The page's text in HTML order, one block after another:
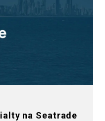
na Seatrade